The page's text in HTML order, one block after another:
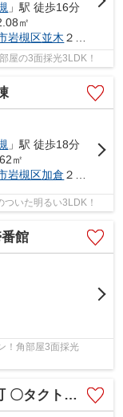
」駅 徒歩16分
㎡
岩槻区並木 ２丁目8-1
屋の3面採光3LDK！
」駅 徒歩18分
㎡
岩槻区加倉 ２丁目17-2
いた明るい3LDK！
館
！角部屋3面採光
ム分譲 〇築8年